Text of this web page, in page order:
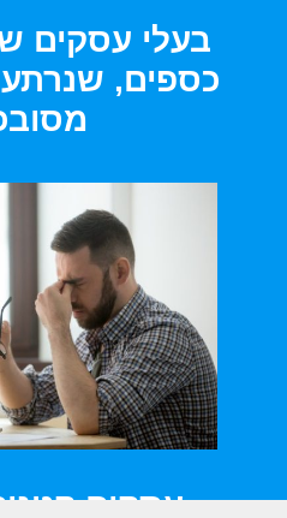
בעלי עסקים
כספים,
עסקים